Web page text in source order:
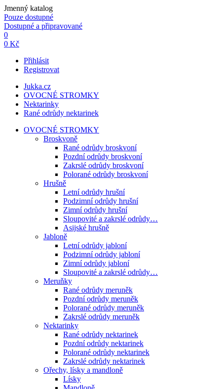
Jmenný katalog
Pouze dostupné
Dostupné a připravované
0
0 Kč
Přihlásit
Registrovat
Jukka.cz
OVOCNÉ STROMKY
Nektarinky
Rané odrůdy nektarinek
OVOCNÉ STROMKY
Broskvoně
Rané odrůdy broskvoní
Pozdní odrůdy broskvoní
Zakrslé odrůdy broskvoní
Polorané odrůdy broskvoní
Hrušně
Letní odrůdy hrušní
Podzimní odrůdy hrušní
Zimní odrůdy hrušní
Sloupovité a zakrslé odrůdy…
Asijské hrušně
Jabloně
Letní odrůdy jabloní
Podzimní odrůdy jabloní
Zimní odrůdy jabloní
Sloupovité a zakrslé odrůdy…
Meruňky
Rané odrůdy meruněk
Pozdní odrůdy meruněk
Polorané odrůdy meruněk
Zakrslé odrůdy meruněk
Nektarinky
Rané odrůdy nektarinek
Pozdní odrůdy nektarinek
Polorané odrůdy nektarinek
Zakrslé odrůdy nektarinek
Ořechy, lísky a mandloně
Lísky